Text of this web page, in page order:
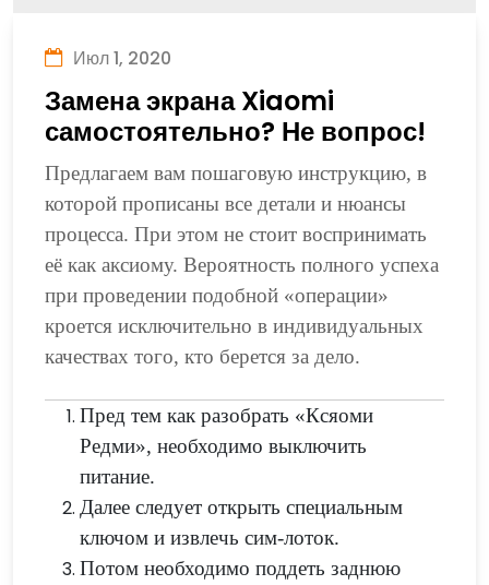
Июл 1, 2020
Замена экрана Xiaomi
самостоятельно? Не вопрос!
Предлагаем вам пошаговую инструкцию, в
которой прописаны все детали и нюансы
процесса. При этом не стоит воспринимать
её как аксиому. Вероятность полного успеха
при проведении подобной «операции»
кроется исключительно в индивидуальных
качествах того, кто берется за дело.
Пред тем как разобрать «Ксяоми
Редми», необходимо выключить
питание.
Далее следует открыть специальным
ключом и извлечь сим-лоток.
Потом необходимо поддеть заднюю